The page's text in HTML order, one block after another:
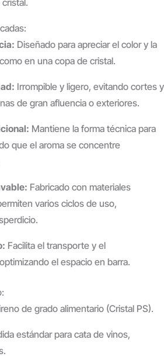
Diseñado para apreciar el color y la
en una copa de cristal.
Irrompible y ligero, evitando cortes y
de gran afluencia o exteriores.
Mantiene la forma técnica para
que el aroma se concentre
Fabricado con materiales
varios ciclos de uso,
Facilita el transporte y el
el espacio en barra.
de grado alimentario (Cristal PS).
estándar para cata de vinos,